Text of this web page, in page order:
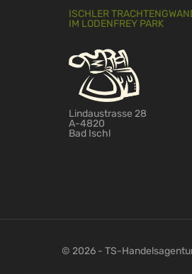
ISCHLER
IM LODENFREY PARK
Lindaustrasse 28
A-4820
Bad Ischl
© 2026 - TS-